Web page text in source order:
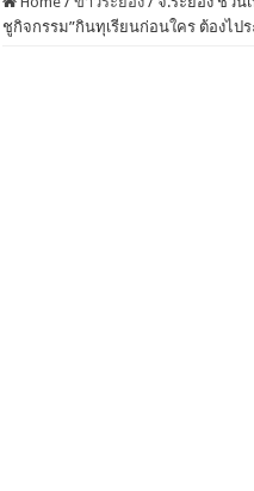
ประชุมสภาองค์การบริหารส่วนจังหวั
ชูกิจกรรม”กินทุเรียนก่อนใคร ต้องไปร